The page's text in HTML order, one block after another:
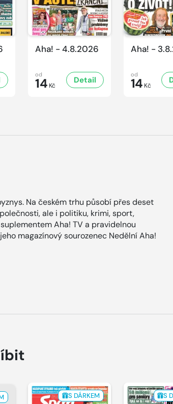
Aha! - 4.8.2026
od
14 Kč
Detail
Aha! -
od
14 Kč
Na českém trhu působí přes deset
ale i politiku, krimi, sport,
Aha! TV a pravidelnou
magazínový sourozenec Nedělní Aha!
S DÁRKEM S